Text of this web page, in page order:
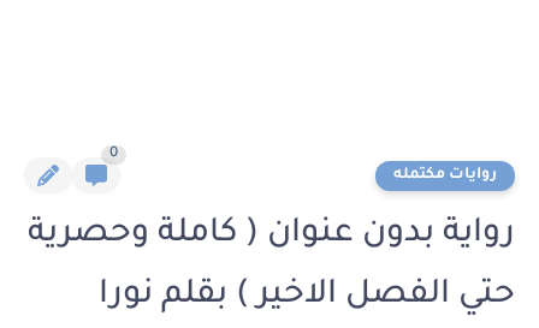
روايات مكتمله
0
رواية بدون عنوان ( كاملة وحصرية
حتي الفصل الاخير ) بقلم نورا